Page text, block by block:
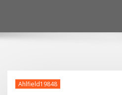
Ahlfield19848